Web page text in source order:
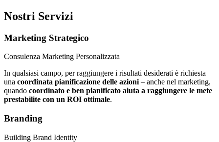
Nostri Servizi
Marketing Strategico
Consulenza Marketing Personalizzata
In qualsiasi campo, per raggiungere i risultati desiderati è richiesta
una coordinata pianificazione delle azioni – anche nel marketing,
quando coordinato e ben pianificato aiuta a raggiungere le mete
prestabilite con un ROI ottimale.
Branding
Building Brand Identity